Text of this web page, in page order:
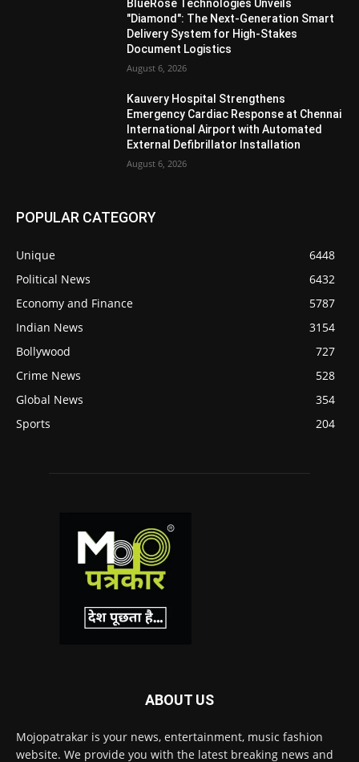
BlueRose Technologies Unveils
"Diamond": The Next-Generation Smart
Delivery System for High-Stakes
Document Logistics
August 6, 2026
Kauvery Hospital Strengthens
Emergency Cardiac Response at Chennai
International Airport with Automated
External Defibrillator Installation
August 6, 2026
POPULAR CATEGORY
Unique
6448
Political News
6432
Economy and Finance
5787
Indian News
3154
Bollywood
727
Crime News
528
Global News
354
Sports
204
ABOUT US
Mojopatrakar is your news, entertainment, music fashion
website. We provide you with the latest breaking news and